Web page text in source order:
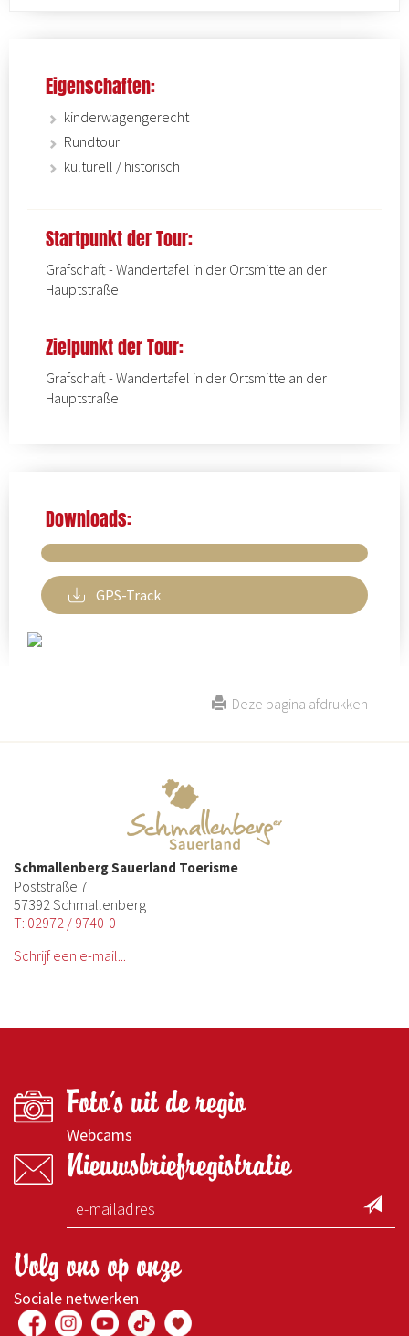
Eigenschaften:
kinderwagengerecht
Rundtour
kulturell / historisch
Startpunkt der Tour:
Grafschaft - Wandertafel in der Ortsmitte an der
Hauptstraße
Zielpunkt der Tour:
Grafschaft - Wandertafel in der Ortsmitte an der
Hauptstraße
Downloads:
GPS-Track
Deze pagina afdrukken
Schmallenberg Sauerland Toerisme
Poststraße 7
57392 Schmallenberg
T: 02972 / 9740-0
Schrijf een e-mail...
Foto's uit de regio
Webcams
Nieuwsbriefregistratie
Volg ons op onze
Sociale netwerken